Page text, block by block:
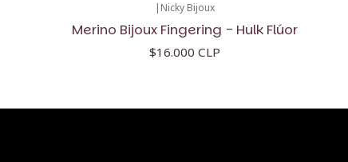
| Nicky Bijoux
Merino Bijoux Fingering - Hulk Flúor
$16.000 CLP